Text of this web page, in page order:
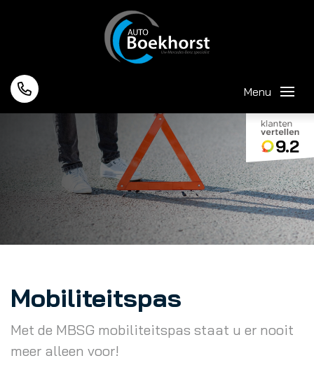
Menu
9.2
Mobiliteitspas
Met de MBSG mobiliteitspas staat u er nooit
meer alleen voor!